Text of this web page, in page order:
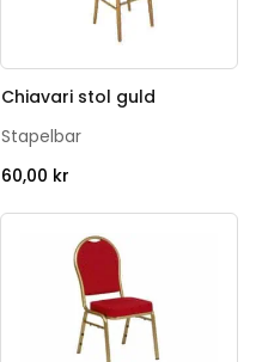
Chiavari stol guld
Stapelbar
60,00 kr